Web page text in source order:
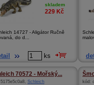
skladem
229 Kč
14727 - Aligátor Ručně
do d...
ks
70572 - Mořský...
5175e5c0a8, Schleich kód: